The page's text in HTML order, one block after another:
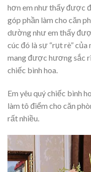
hơn em như thấy được
góp phần làm cho căn
dường như em thấy
cúc đó là sự “rụt rè”
mang được hương sắc
chiếc bình hoa.
Em yêu quý chiếc bình
làm tô điểm cho căn
rất nhiều.